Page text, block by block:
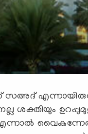
സഅദ്‌
ശക്തിയും
എന്നാല്‍